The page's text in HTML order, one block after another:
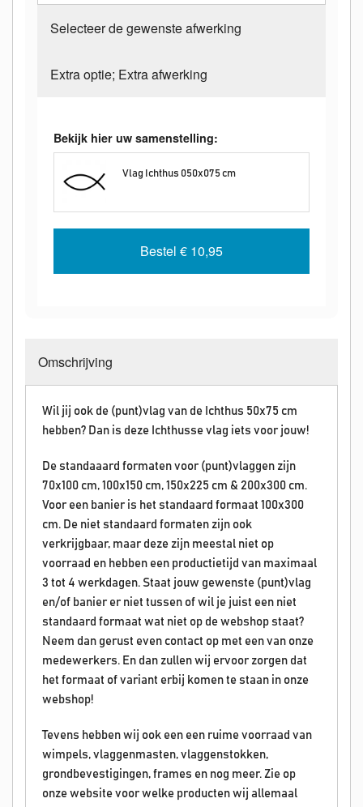
Selecteer de gewenste afwerking
Extra optie; Extra afwerking
Bekijk hier uw samenstelling:
Vlag Ichthus 050x075 cm
Bestel € 10,95
Omschrijving
Wil jij ook de (punt)vlag van de Ichthus 50x75 cm
hebben? Dan is deze Ichthusse vlag iets voor jouw!
De standaaard formaten voor (punt)vlaggen zijn
70x100 cm, 100x150 cm, 150x225 cm & 200x300 cm.
Voor een banier is het standaard formaat 100x300
cm. De niet standaard formaten zijn ook
verkrijgbaar, maar deze zijn meestal niet op
voorraad en hebben een productietijd van maximaal
3 tot 4 werkdagen. Staat jouw gewenste (punt)vlag
en/of banier er niet tussen of wil je juist een niet
standaard formaat wat niet op de webshop staat?
Neem dan gerust even contact op met een van onze
medewerkers. En dan zullen wij ervoor zorgen dat
het formaat of variant erbij komen te staan in onze
webshop!
Tevens hebben wij ook een een ruime voorraad van
wimpels, vlaggenmasten, vlaggenstokken,
grondbevestigingen, frames en nog meer. Zie op
onze website voor welke producten wij allemaal